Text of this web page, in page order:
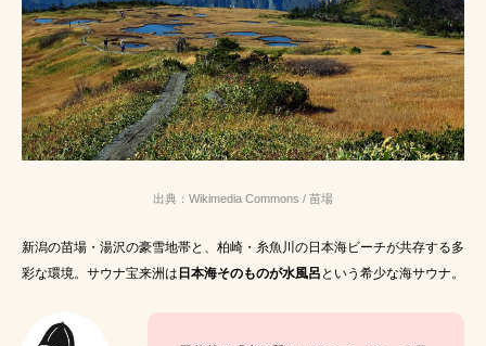
出典：Wikimedia Commons / 苗場
新潟の苗場・湯沢の豪雪地帯と、柏崎・糸魚川の日本海ビーチが共存する多
彩な環境。サウナ宝来洲は 日本海そのものが水風呂 という希少な海サウナ。